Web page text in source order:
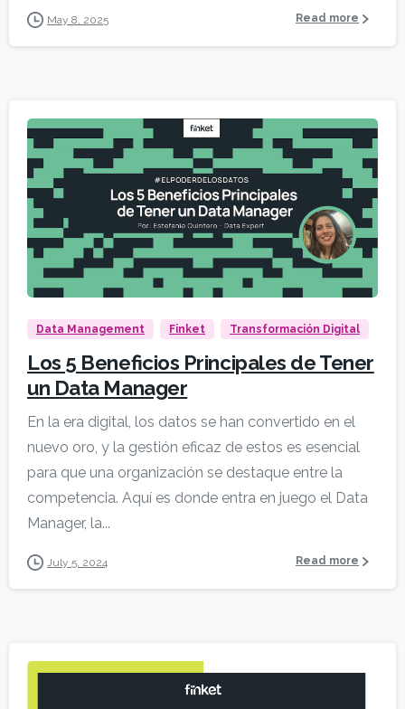
May 8, 2025 Read more
Data Management Finket Transformación Digital
Los 5 Beneficios Principales de Tener
un Data Manager
En la era digital, los datos se han convertido en el
nuevo oro, y la gestión eficaz de estos es esencial
para que una organización se destaque entre la
competencia. Aquí es donde entra en juego el Data
Manager, la...
July 5, 2024 Read more